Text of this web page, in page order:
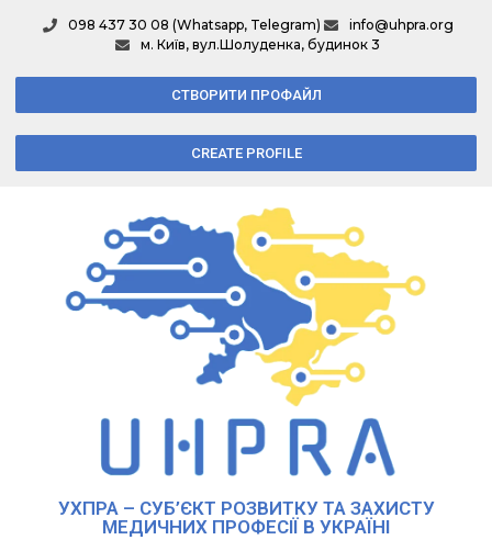
098 437 30 08 (Whatsapp, Telegram)
info@uhpra.org
м. Київ, вул.Шолуденка, будинок 3
СТВОРИТИ ПРОФАЙЛ
CREATE PROFILE
УХПРА – СУБ’ЄКТ РОЗВИТКУ ТА ЗАХИСТУ
МЕДИЧНИХ ПРОФЕСІЇ В УКРАЇНІ